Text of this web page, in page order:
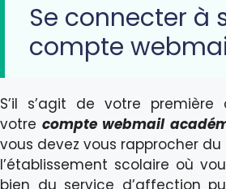
Se connecter à
compte
S’il s’agit de votre première
votrecompte webmail
vous devez vous rapprocher
l’établissement scolaire où
bien du service d’affection